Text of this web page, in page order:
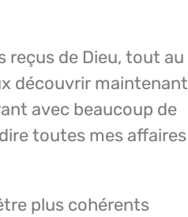
reçus de Dieu, tout au
découvrir maintenant
avec beaucoup de
toutes mes affaires
plus cohérents